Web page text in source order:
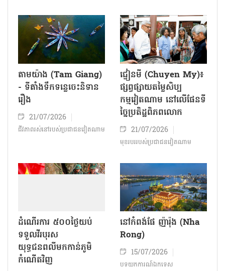
បច្ចេកវិទ្យា ADN ៖ ប្រគល់
ឈ្មោះជូនវីរបុរសវិញ
23/07/2026
បទយកការណ៍ឯកទេស
ទីក្រុងហូជីមិញ - ស្នាដៃ
អភិវឌ្ឍរយៈពេលកន្លះ
សតវត្សរ៍
22/07/2026
បទយកការណ៍ឯកទេស
តាមយ៉ាង (Tam Giang)
- ទីតាំងទឹកទន្លេចេះនិទាន
រឿង
ជ្វៀនមី (Chuyen My)៖
ផ្សព្វផ្សាយតម្លៃសិប្ប
កម្មវៀតណាម នៅលើផែនទី
ច្នៃប្រតិដ្ឋពិភពលោក